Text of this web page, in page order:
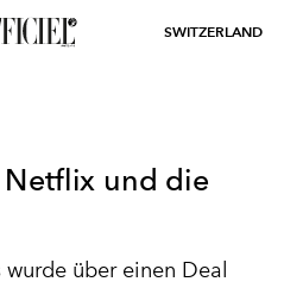
SWITZERLAND
und die
über einen Deal